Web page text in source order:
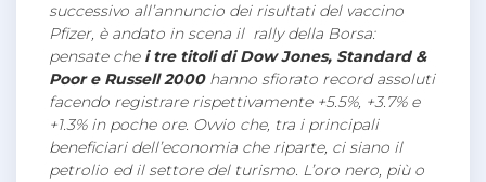
successivo all’annuncio dei risultati del vaccino
Pfizer, è andato in scena il rally della Borsa:
pensate che i tre titoli di Dow Jones, Standard &
Poor e Russell 2000hanno sfiorato record assoluti
facendo registrare rispettivamente +5.5%, +3.7% e
+1.3% in poche ore. Ovvio che, tra i principali
beneficiari dell’economia che riparte, ci siano il
petrolio ed il settore del turismo. L’oro nero, più o